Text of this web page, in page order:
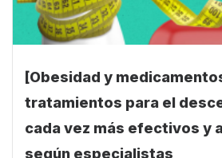
[Obesidad y
cada vez más efectivos y
según especialistas